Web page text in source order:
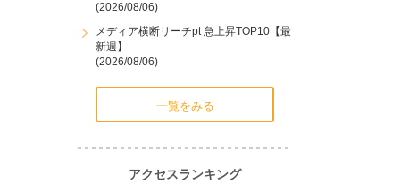
(2026/08/06)
メディア横断リーチpt 急上昇TOP10【最
新週】
(2026/08/06)
一覧をみる
アクセスランキング